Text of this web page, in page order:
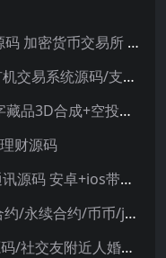
海外交易所源码/AI矿机系统源码 加密货币交易所 智能交易所源码
TRX虚拟币矿机源码/区块链矿机交易系统源码/支持 4国语言+usdt充值+搭建视频教程
元宇宙NFT交易系统+源码数字藏品3D合成+空投盲盒玩法抽集卡
财源码
即时聊天通讯源码 APP聊天通讯源码 安卓+ios带后端源码控制
Java多语言交易所源码/交割合约/永续合约/币币/java服务端
仿SOUL交友源码/婚恋交友源码/社交友附近人婚恋约仿陌陌APP源码系统